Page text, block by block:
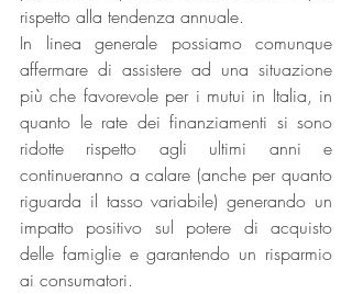
rispetto alla tendenza annuale.
In linea generale possiamo comunque
affermare di assistere ad una situazione
più che favorevole per i mutui in Italia, in
quanto le rate dei finanziamenti si sono
ridotte rispetto agli ultimi anni e
continueranno a calare (anche per quanto
riguarda il tasso variabile) generando un
impatto positivo sul potere di acquisto
delle famiglie e garantendo un risparmio
ai consumatori.